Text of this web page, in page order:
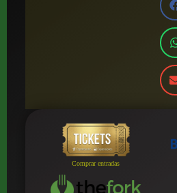
Comprar entradas